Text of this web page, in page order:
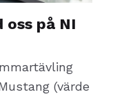
oss på NI
(värde